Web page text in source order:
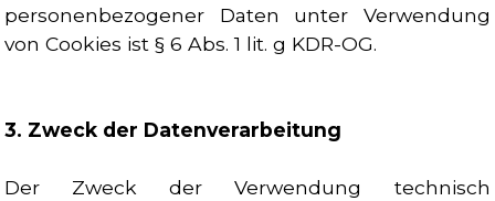
personenbezogener Daten unter Verwendung
von Cookies ist § 6 Abs. 1 lit. g KDR-OG.
3. Zweck der Datenverarbeitung
Der Zweck der Verwendung technisch